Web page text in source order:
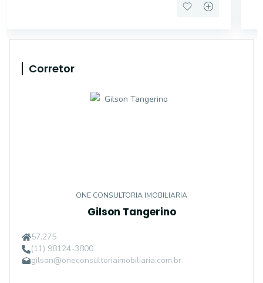
Corretor
ONE CONSULTORIA IMOBILIARIA
Gilson Tangerino
57.275
(11) 98124-3800
gilson@oneconsultoriaimobiliaria.com.br